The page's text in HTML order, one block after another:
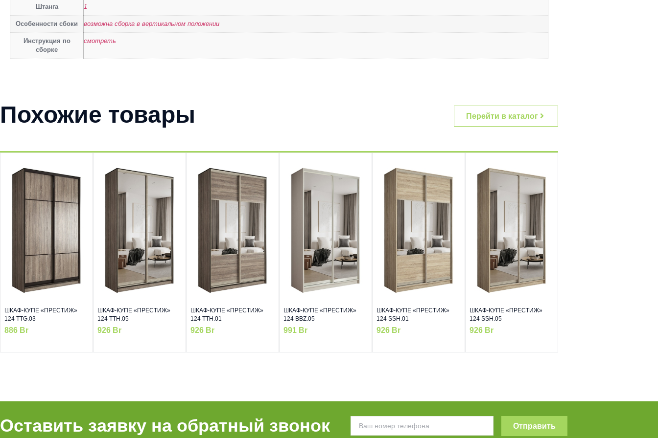
Штанга 1
Особенности сбоки возможна сборка в вертикальном положении
Инструкция по
сборке
смотреть
Похожие товары Перейти в каталог
ШКАФ-КУПЕ «ПРЕСТИЖ»
124 TTG.03
886 Br
ШКАФ-КУПЕ «ПРЕСТИЖ»
124 TTH.05
926 Br
ШКАФ-КУПЕ «ПРЕСТИЖ»
124 TTH.01
926 Br
ШКАФ-КУПЕ «ПРЕСТИЖ»
124 BBZ.05
991 Br
ШКАФ-КУПЕ «ПРЕСТИЖ»
124 SSH.01
926 Br
ШКАФ-КУПЕ «ПРЕСТИЖ»
124 SSH.05
926 Br
Оставить заявку на обратный звонок Отправить